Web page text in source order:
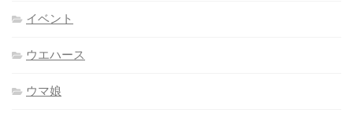
イベント
ウエハース
ウマ娘